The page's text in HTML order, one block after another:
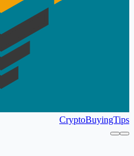
CryptoBuyingTips